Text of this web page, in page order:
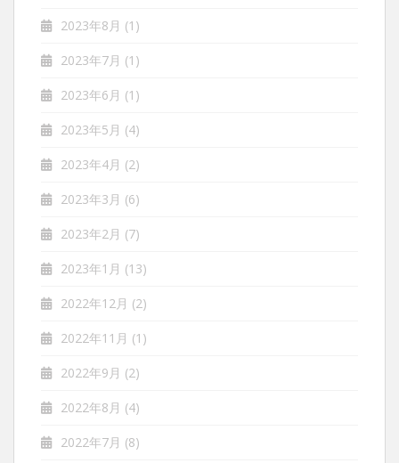
2023年8月 (1)
2023年7月 (1)
2023年6月 (1)
2023年5月 (4)
2023年4月 (2)
2023年3月 (6)
2023年2月 (7)
2023年1月 (13)
2022年12月 (2)
2022年11月 (1)
2022年9月 (2)
2022年8月 (4)
2022年7月 (8)